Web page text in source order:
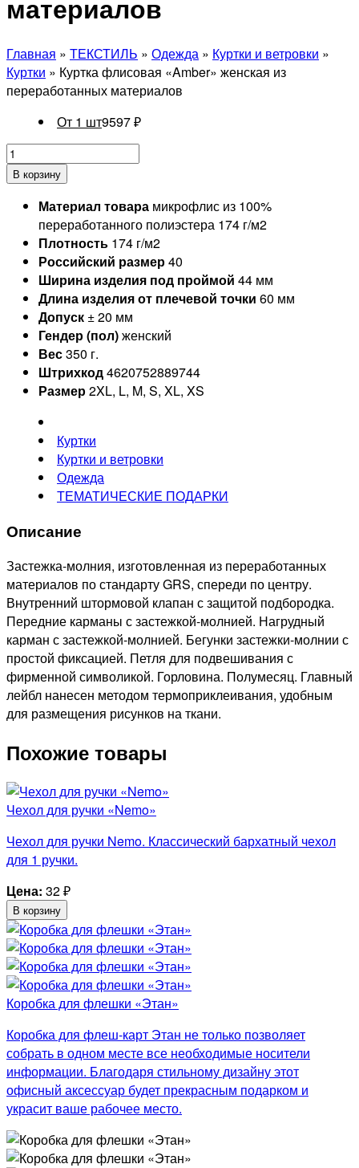
материалов
Главная » ТЕКСТИЛЬ » Одежда » Куртки и ветровки »
Куртки » Куртка флисовая «Amber» женская из
переработанных материалов
От 1 шт9597₽
В корзину
Материал товара микрофлис из 100%
переработанного полиэстера 174 г/м2
Плотность 174 г/м2
Российский размер40
Ширина изделия под проймой 44 мм
Длина изделия от плечевой точки 60 мм
Допуск ± 20 мм
Гендер (пол)женский
Вес350 г.
Штрихкод4620752889744
Размер2XL, L, M, S, XL, XS
Куртки
Куртки и ветровки
Одежда
ТЕМАТИЧЕСКИЕ ПОДАРКИ
Описание
Застежка-молния, изготовленная из переработанных
материалов по стандарту GRS, спереди по центру.
Внутренний штормовой клапан с защитой подбородка.
Передние карманы с застежкой-молнией. Нагрудный
карман с застежкой-молнией. Бегунки застежки-молнии с
простой фиксацией. Петля для подвешивания с
фирменной символикой. Горловина. Полумесяц. Главный
лейбл нанесен методом термоприклеивания, удобным
для размещения рисунков на ткани.
Похожие товары
Чехол для ручки «Nemo»
Чехол для ручки Nemo. Классический бархатный чехол
для 1 ручки.
Цена: 32₽
В корзину
Коробка для флешки «Этан»
Коробка для флеш-карт Этан не только позволяет
собрать в одном месте все необходимые носители
информации. Благодаря стильному дизайну этот
офисный аксессуар будет прекрасным подарком и
украсит ваше рабочее место.